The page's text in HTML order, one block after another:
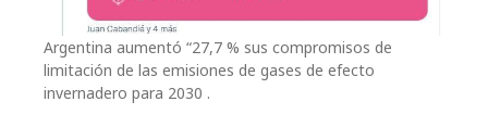
Argentina aumentó “27,7 % sus compromisos de
limitación de las emisiones de gases de efecto
invernadero para 2030 .